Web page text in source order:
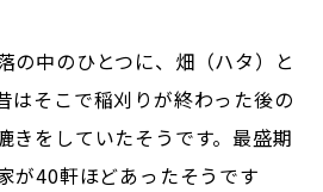
の中のひとつに、畑（ハタ）と
はそこで稲刈りが終わった後の
きをしていたそうです。最盛期
が40軒ほどあったそうです